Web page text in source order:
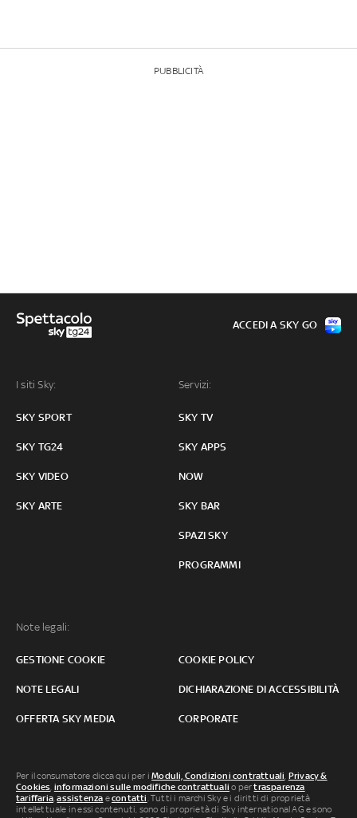
PUBBLICITÀ
I siti Sky:
SKY SPORT
SKY TG24
SKY VIDEO
SKY ARTE
Servizi:
SKY TV
SKY APPS
NOW
SKY BAR
SPAZI SKY
PROGRAMMI
Note legali:
GESTIONE COOKIE COOKIE POLICY
NOTE LEGALI DICHIARAZIONE DI ACCESSIBILITÀ
OFFERTA SKY MEDIA CORPORATE
ACCEDI A SKY GO
Per il consumatore clicca qui per iModuli, Condizioni contrattuali Privacy &
Cookies informazioni sulle modifiche contrattuali o pertrasparenza
tariffaria ,assistenza econtatti . Tutti i marchi Sky e i diritti di proprietà
intellettuale in essi contenuti, sono di proprietà di Sky international AG e sono